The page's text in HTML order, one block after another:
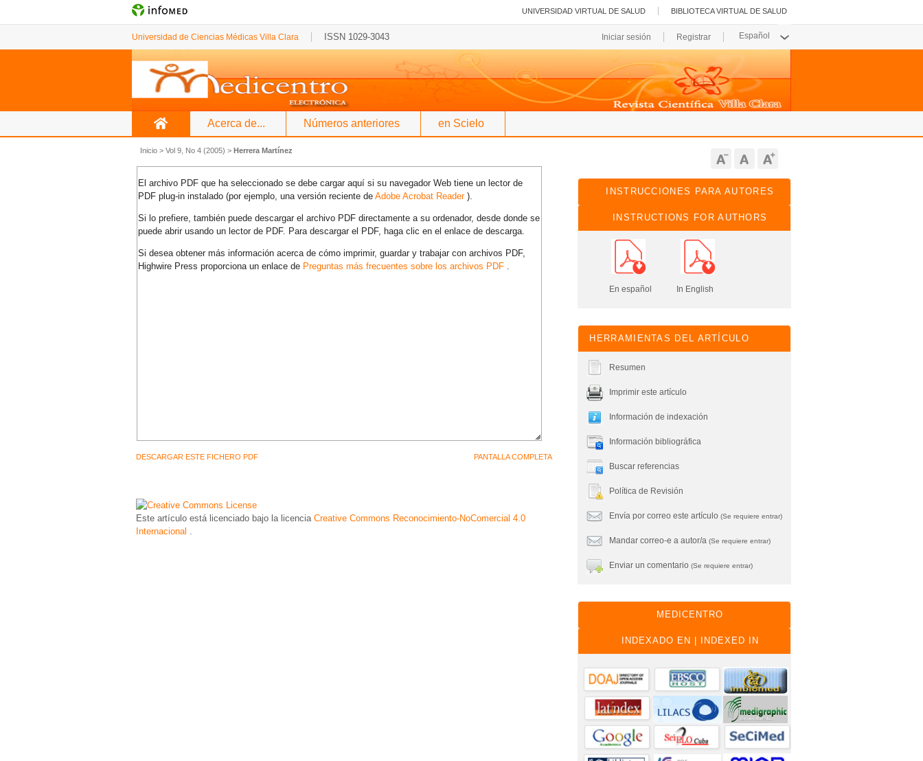
BIBLIOTECA VIRTUAL DE SALUD
UNIVERSIDAD VIRTUAL DE SALUD
Universidad de Ciencias Médicas Villa Clara ISSN 1029-3043 Registrar
Iniciar sesión
INSTRUCCIONES PARA AUTORES
INSTRUCTIONS FOR AUTHORS
En español In English
HERRAMIENTAS DEL ARTÍCULO
Resumen
Imprimir este artículo
Información de indexación
Información bibliográfica
Buscar referencias
Política de Revisión
Envía por correo este artículo(Se requiere entrar)
Mandar correo-e a autor/a(Se requiere entrar)
Enviar un comentario(Se requiere entrar)
MEDICENTRO
INDEXADO EN | INDEXED IN
Acerca de... Números anteriores en Scielo
Inicio > Vol 9, No 4 (2005) > Herrera Martínez
El archivo PDF que ha seleccionado se debe cargar aquí si su navegador Web tiene un lector de
PDF plug-in instalado (por ejemplo, una versión reciente de Adobe Acrobat Reader ).
Si lo prefiere, también puede descargar el archivo PDF directamente a su ordenador, desde donde se
puede abrir usando un lector de PDF. Para descargar el PDF, haga clic en el enlace de descarga.
Si desea obtener más información acerca de cómo imprimir, guardar y trabajar con archivos PDF,
Highwire Press proporciona un enlace de Preguntas más frecuentes sobre los archivos PDF .
DESCARGAR ESTE FICHERO PDF PANTALLA COMPLETA
Este artículo está licenciado bajo la licencia Creative Commons Reconocimiento-NoComercial 4.0
Internacional .